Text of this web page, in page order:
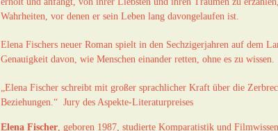
Wahrheiten, vor denen er sein Leben lang davongelaufen ist.
Elena Fischers neuer Roman spielt in den Sechzigerjahren auf dem
Genauigkeit davon, wie Menschen einander retten, ohne es zu wissen.
„Elena Fischer schreibt mit großer sprachlicher Kraft über die
Beziehungen.“ Jury des Aspekte-Literaturpreises
Elena Fischer, geboren 1987, studierte Komparatistik und